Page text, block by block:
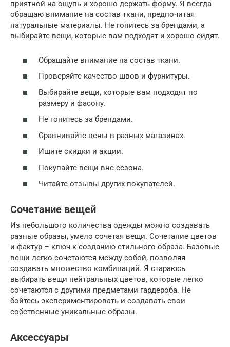
приятной на ощупь и хорошо держать форму. Я всегда
обращаю внимание на состав ткани, предпочитая
натуральные материалы. Не гонитесь за брендами, а
выбирайте вещи, которые вам подходят и хорошо сидят.
Обращайте внимание на состав ткани.
Проверяйте качество швов и фурнитуры.
Выбирайте вещи, которые вам подходят по
размеру и фасону.
Не гонитесь за брендами.
Сравнивайте цены в разных магазинах.
Ищите скидки и акции.
Покупайте вещи вне сезона.
Читайте отзывы других покупателей.
Сочетание вещей
Из небольшого количества одежды можно создавать
разные образы, умело сочетая вещи. Сочетание цветов
и фактур – ключ к созданию стильного образа. Базовые
вещи легко сочетаются между собой, позволяя
создавать множество комбинаций. Я стараюсь
выбирать вещи нейтральных цветов, которые легко
сочетаются с другими предметами гардероба. Не
бойтесь экспериментировать и создавать свои
собственные уникальные образы.
Аксессуары